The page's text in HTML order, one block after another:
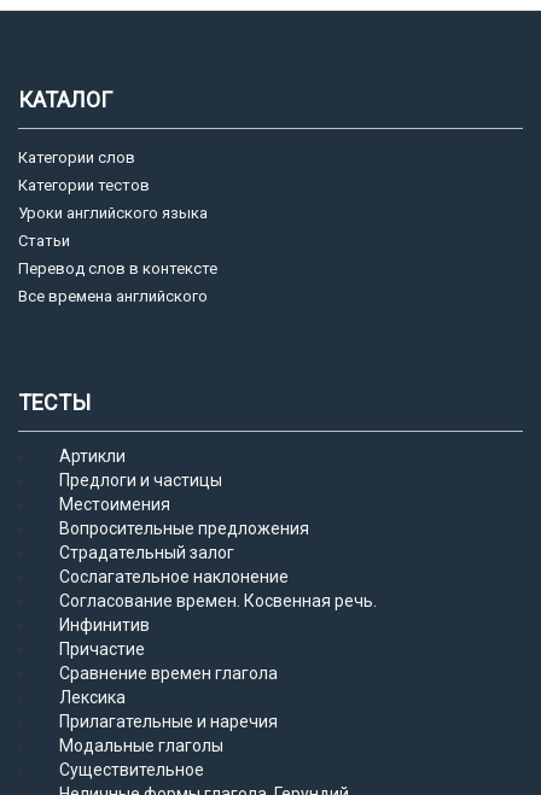
КАТАЛОГ
Категории слов
Категории тестов
Уроки английского языка
Статьи
Перевод слов в контексте
Все времена английского
ТЕСТЫ
Артикли
Предлоги и частицы
Местоимения
Вопросительные предложения
Страдательный залог
Сослагательное наклонение
Согласование времен. Косвенная речь.
Инфинитив
Причастие
Сравнение времен глагола
Лексика
Прилагательные и наречия
Модальные глаголы
Существительное